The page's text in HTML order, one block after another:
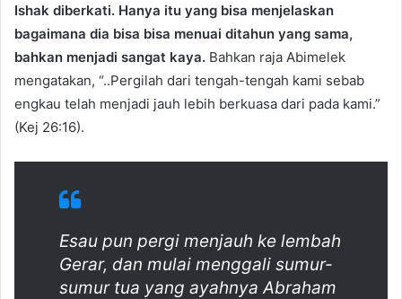
Ishak diberkati. Hanya itu yang bisa menjelaskan
bagaimana dia bisa bisa menuai ditahun yang sama,
bahkan menjadi sangat kaya. Bahkan raja Abimelek
mengatakan, “..Pergilah dari tengah-tengah kami sebab
engkau telah menjadi jauh lebih berkuasa dari pada kami.”
(Kej 26:16).
Esau pun pergi menjauh ke lembah
Gerar, dan mulai menggali sumur-
sumur tua yang ayahnya Abraham